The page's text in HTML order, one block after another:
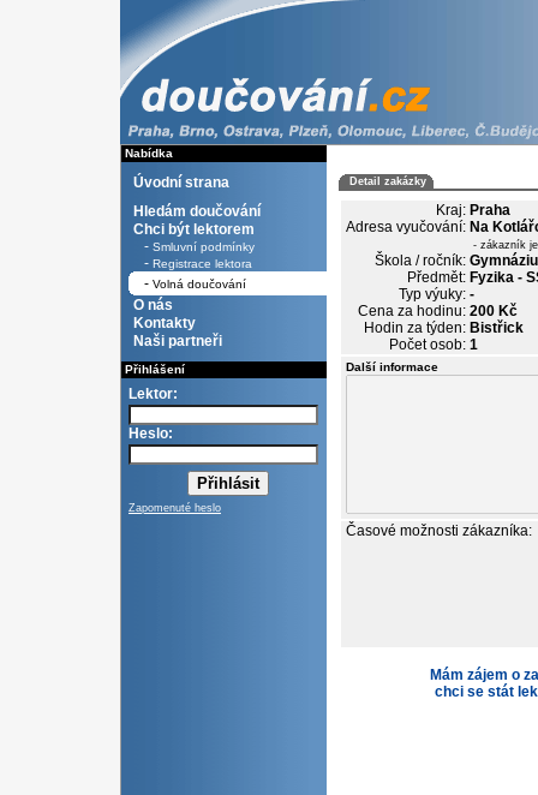
Nabídka
Úvodní strana
Hledám doučování
Chci být lektorem
- Smluvní podmínky
- Registrace lektora
- Volná doučování
O nás
Kontakty
Naši partneři
Přihlášení
Lektor:
Heslo:
Zapomenuté heslo
Detail zakázky
Kraj: Praha
Adresa vyučování: Na
- zákazník
Škola / ročník:
Předmět: Fyzika -
Typ výuky: -
Cena za hodinu: 200 Kč
Hodin za týden: Bistřick
Počet osob: 1
Další informace
Časové možnosti zákazníka:
Mám zájem o
chci se stát